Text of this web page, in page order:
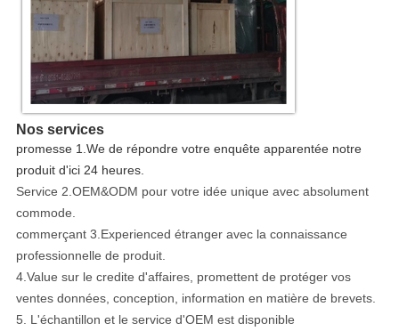
Nos services
promesse 1.We de répondre votre enquête apparentée notre
produit d'ici 24 heures.
Service 2.OEM&ODM pour votre idée unique avec absolument
commode.
commerçant 3.Experienced étranger avec la connaissance
professionnelle de produit.
4.Value sur le credite d'affaires, promettent de protéger vos
ventes données, conception, information en matière de brevets.
5. L'échantillon et le service d'OEM est disponible